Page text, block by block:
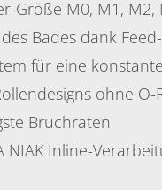
Größe M0, M1,
Bades dank
für eine
ohne O-
Bruchraten
NIAK Inline-